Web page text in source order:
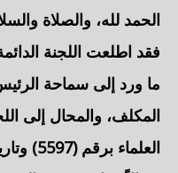
الحمد لله، والصلاة
فقد اطلعت اللجنة
ما ورد إلى سماحة
المكلف، والمحال إلى